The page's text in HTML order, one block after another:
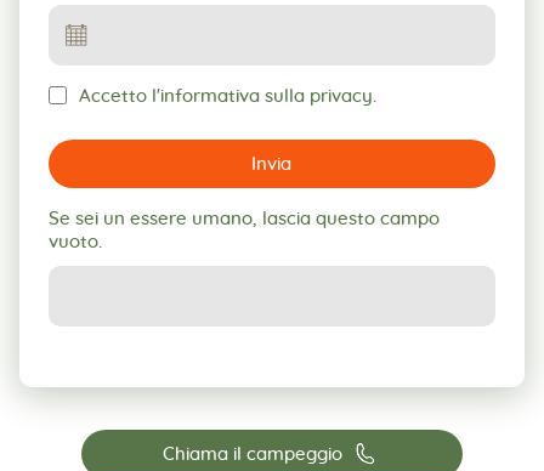
Accetto l'informativa sulla privacy.
Invia
Se sei un essere umano, lascia questo campo
vuoto.
Chiama il campeggio 📞